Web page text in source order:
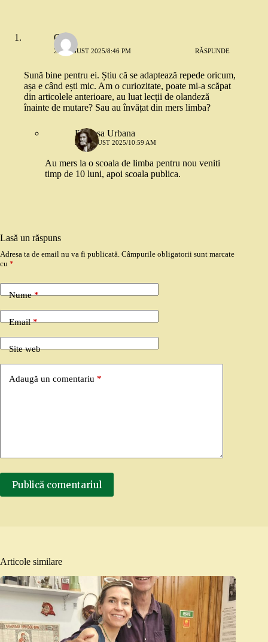
Oana
26 AUGUST 2025/8:46 PM RĂSPUNDE
Sună bine pentru ei. Știu că se adaptează repede oricum,
așa e când ești mic. Am o curiozitate, poate mi-a scăpat
din articolele anterioare, au luat lecții de olandeză
înainte de mutare? Sau au învățat din mers limba?
Printesa Urbana
27 AUGUST 2025/10:59 AM
Au mers la o scoala de limba pentru nou veniti
timp de 10 luni, apoi scoala publica.
Lasă un răspuns
Adresa ta de email nu va fi publicată. Câmpurile obligatorii sunt marcate
cu *
Nume*
Email*
Site web
Adaugă un comentariu *
Publică comentariul
Articole similare